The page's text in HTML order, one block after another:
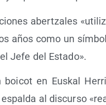
aber­tza­les
años como un
Jefe del Estado».
en Eus­kal
al dis­cur­so